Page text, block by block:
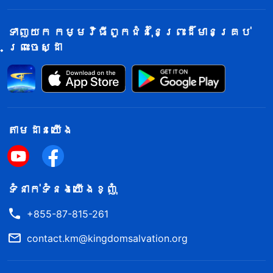
និងស្មោះអស់ពីចិត្តដែរឬទេ? តើអ្នកស្គាល់
ខ្ញុំពិតប្រាកដដែរឬទេ? តើនៅក្នុងដួងចិត្ត
របស់អ្នករាល់គ្នា ខ្ញុំសំខាន់ប៉ុនណា? តើខ្ញុំ
បានបំពេញដួងចិត្តរបស់អ្នកទាំងស្រុង
ដែរឬទេ? តើព្រះបន្ទូលរបស់ខ្ញុំទទួល
ជោគជ័យប៉ុនណានៅក្នុងខ្លួនអ្នករាល់គ្នា? កុំ
ព្យាយាមបោកប្រាស់ខ្ញុំឱ្យសោះ! រឿងទាំងនេះខ្ញុំ
ដឹងច្បាស់ខ្លាំងណាស់! សព្វថ្ងៃនេះ ពេលព្រះ
សូរសៀងអំពីសេចក្ដីសង្គ្រោះរបស់ខ្ញុំត្រូវ
បានបន្លឺឡើង តើមានការកើនឡើងនូវសេចក្ដី
ស្រលាញ់របស់អ្នករាល់គ្នាចំពោះខ្ញុំខ្លះដែរឬ
ចំពោះខ្ញុំក្លាយជាបរិសុទ្ធដែរឬទេ? តើអ្នក
រាល់គ្នាស្គាល់ខ្ញុំបានស៊ីជម្រៅហើយឬនៅ? តើការ
ទាញយក កម្មវិធីពួកជំនុំនៃព្រះដ៏មានគ្រប់
ព្រះចេស្ដា
តាម​ដាន​យើង​
ទំនាក់​ទំនង​យើង​ខ្ញុំ
+855-87-815-261
contact.km@kingdomsalvation.org